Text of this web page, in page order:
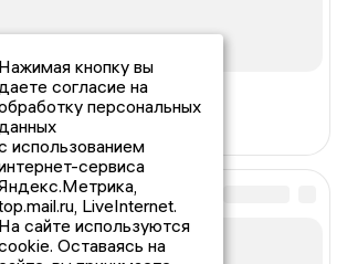
Нажимая кнопку вы
согласие на
персональных
использованием
сервиса
LiveInternet.
На сайте используются
Оставаясь на